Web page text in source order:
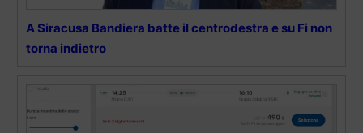
A Siracusa Bandiera batte il centrodestra e su Fi non
torna indietro